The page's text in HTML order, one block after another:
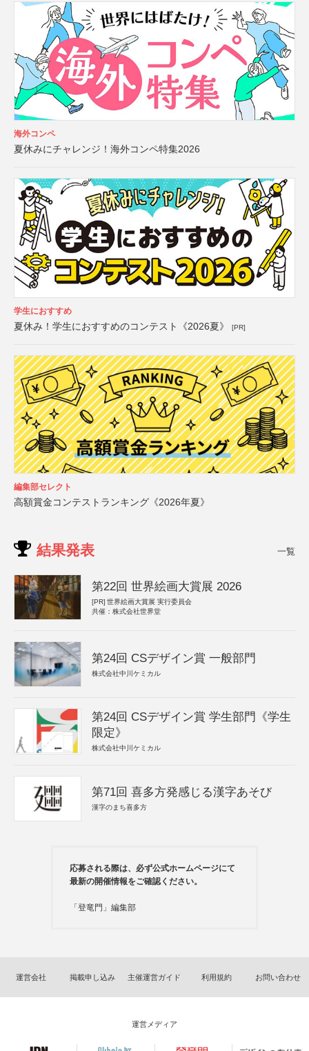
海外コンペ
夏休みにチャレンジ！海外コンペ特集2026
学生におすすめ
夏休み！学生におすすめのコンテスト《2026夏》 [PR]
編集部セレクト
高額賞金コンテストランキング《2026年夏》
結果発表 一覧
第22回 世界絵画大賞展 2026
[PR] 世界絵画大賞展 実行委員会
共催：株式会社世界堂
第24回 CSデザイン賞 一般部門
株式会社中川ケミカル
第24回 CSデザイン賞 学生部門《学生
限定》
株式会社中川ケミカル
第71回 喜多方発感じる漢字あそび
漢字のまち喜多方
応募される際は、必ず公式ホームページにて
最新の開催情報をご確認ください。
「登竜門」編集部
運営会社 掲載申し込み 主催運営ガイド 利用規約 お問い合わせ
運営メディア